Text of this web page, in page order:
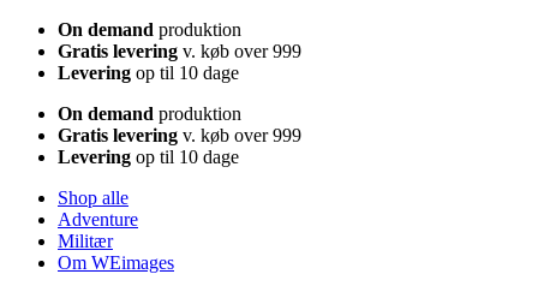
On demand produktion
Gratis levering v. køb over 999
Levering op til 10 dage
On demand produktion
Gratis levering v. køb over 999
Levering op til 10 dage
Shop alle
Adventure
Militær
Om WEimages